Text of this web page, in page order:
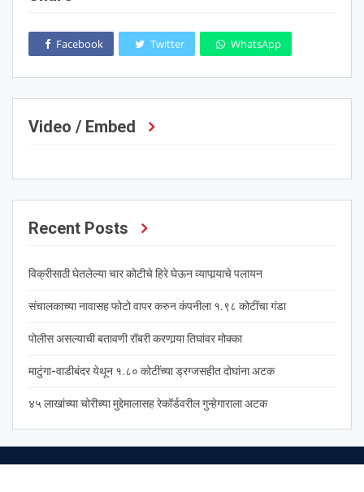
Facebook Twitter WhatsApp
Video / Embed
Recent Posts
विक्रीसाठी घेतलेल्या चार कोटीचे हिरे घेऊन व्यापार्‍याचे पलायन
संचालकाच्या नावासह फोटो वापर करुन कंपनीला १.९८ कोटींचा गंडा
पोलीस असल्याची बतावणी रॉबरी करणार्‍या तिघांवर मोक्का
माटुंगा-वाडीबंदर येथून १.८० कोटींच्या ड्रग्जसहीत दोघांना अटक
४५ लाखांच्या चोरीच्या मुद्देमालासह रेकॉर्डवरील गुन्हेगाराला अटक